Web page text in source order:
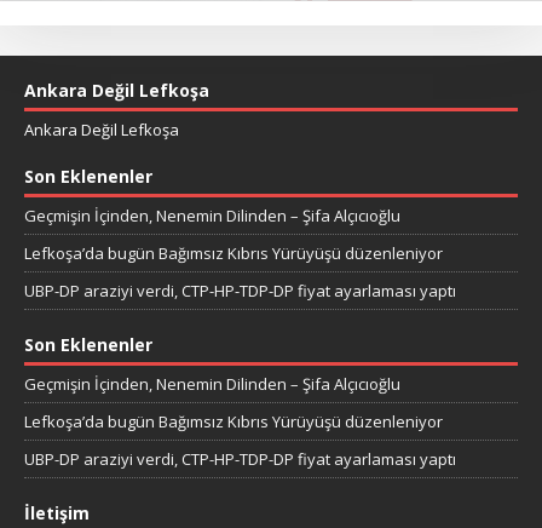
Ankara Değil Lefkoşa
Ankara Değil Lefkoşa
Son Eklenenler
Geçmişin İçinden, Nenemin Dilinden – Şifa Alçıcıoğlu
Lefkoşa’da bugün Bağımsız Kıbrıs Yürüyüşü düzenleniyor
UBP-DP araziyi verdi, CTP-HP-TDP-DP fiyat ayarlaması yaptı
Son Eklenenler
Geçmişin İçinden, Nenemin Dilinden – Şifa Alçıcıoğlu
Lefkoşa’da bugün Bağımsız Kıbrıs Yürüyüşü düzenleniyor
UBP-DP araziyi verdi, CTP-HP-TDP-DP fiyat ayarlaması yaptı
İletişim